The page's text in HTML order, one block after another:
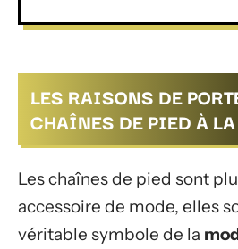
LES RAISONS DE
CHAÎNES DE PIED À
Les chaînes de pied sont
accessoire de mode, elles
véritable symbole de la